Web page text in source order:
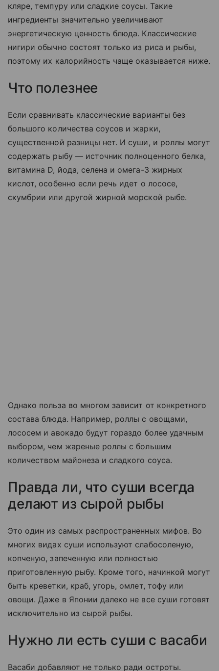
кляре, темпуру или сладкие соусы. Такие
ингредиенты значительно увеличивают
энергетическую ценность блюда. Классические
нигири обычно состоят только из риса и рыбы,
поэтому их калорийность чаще оказывается ниже.
Что полезнее
Если сравнивать классические варианты без
большого количества соусов и жарки,
существенной разницы нет. И суши, и роллы могут
содержать рыбу — источник полноценного белка,
витамина D, йода, селена и омега-3 жирных
кислот, особенно если речь идет о лососе,
скумбрии или другой жирной морской рыбе.
Однако польза во многом зависит от конкретного
состава блюда. Например, роллы с овощами,
лососем и авокадо будут гораздо более удачным
выбором, чем жареные роллы с большим
количеством майонеза и сладкого соуса.
Правда ли, что суши всегда
делают из сырой рыбы
Это один из самых распространенных мифов. Во
многих видах суши используют слабосоленую,
копченую, запеченную или полностью
приготовленную рыбу. Кроме того, начинкой могут
быть креветки, краб, угорь, омлет, тофу или
овощи. Даже в Японии далеко не все суши готовят
исключительно из сырой рыбы.
Нужно ли есть суши с васаби
Васаби добавляют не только ради остроты.